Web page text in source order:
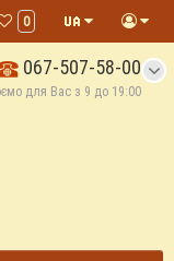
0
067-507-58-00
для Вас з 9 до 19:00